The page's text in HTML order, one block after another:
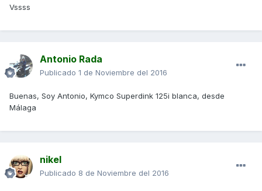
Vssss
Antonio Rada
Publicado 1 de Noviembre del 2016
Buenas, Soy Antonio, Kymco Superdink 125i blanca, desde
Málaga
nikel
Publicado 8 de Noviembre del 2016